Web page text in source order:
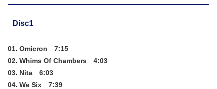
Disc1
01. Omicron 7:15
02. Whims Of Chambers 4:03
03. Nita 6:03
04. We Six 7:39